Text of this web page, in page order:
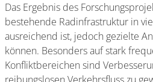
Das Ergebnis des
bestehende Radinfrastruktur in
ausreichend ist, jedoch gezielte
können. Besonders auf stark
Konfliktbereichen sind